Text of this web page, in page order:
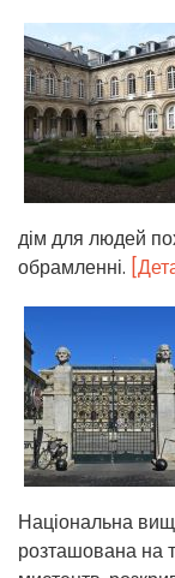
дім для людей
обрамленні.
Національна
розташована на